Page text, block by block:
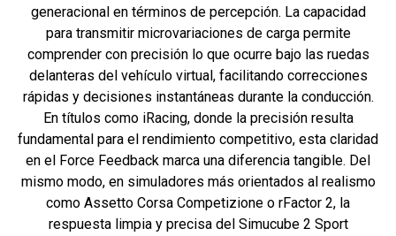
generacional en términos de percepción. La capacidad
para transmitir microvariaciones de carga permite
comprender con precisión lo que ocurre bajo las ruedas
delanteras del vehículo virtual, facilitando correcciones
rápidas y decisiones instantáneas durante la conducción.
En títulos como iRacing, donde la precisión resulta
fundamental para el rendimiento competitivo, esta claridad
en el Force Feedback marca una diferencia tangible. Del
mismo modo, en simuladores más orientados al realismo
como Assetto Corsa Competizione o rFactor 2, la
respuesta limpia y precisa del Simucube 2 Sport